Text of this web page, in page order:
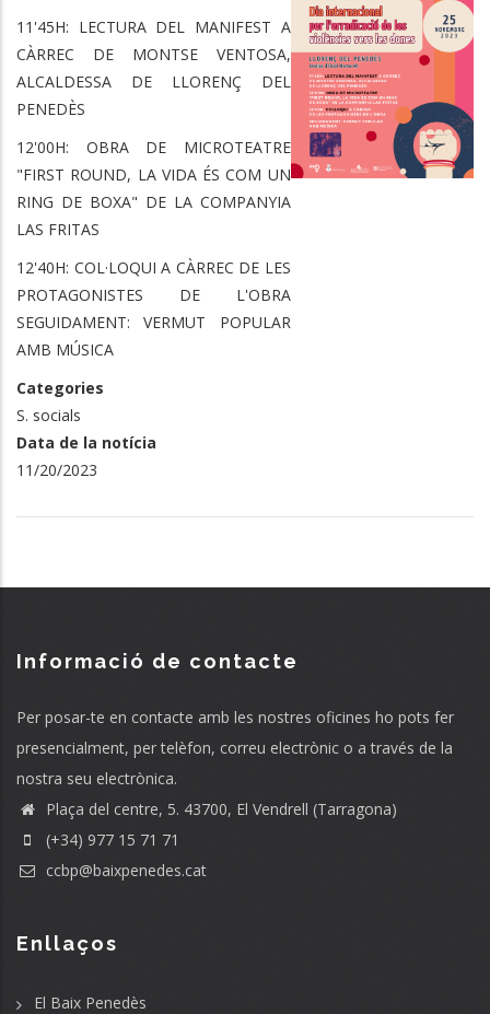
11'45H: LECTURA DEL MANIFEST A
CÀRREC DE MONTSE VENTOSA,
ALCALDESSA DE LLORENÇ DEL
PENEDÈS
12'00H: OBRA DE MICROTEATRE
"FIRST ROUND, LA VIDA ÉS COM UN
RING DE BOXA" DE LA COMPANYIA
LAS FRITAS
12'40H: COL·LOQUI A CÀRREC DE LES
PROTAGONISTES DE L'OBRA
SEGUIDAMENT: VERMUT POPULAR
AMB MÚSICA
Categories
S. socials
Data de la notícia
11/20/2023
Informació de contacte
Per posar-te en contacte amb les nostres oficines ho pots fer
presencialment, per telèfon, correu electrònic o a través de la
nostra seu electrònica.
Plaça del centre, 5. 43700, El Vendrell (Tarragona)
(+34) 977 15 71 71
ccbp@baixpenedes.cat
Enllaços
El Baix Penedès